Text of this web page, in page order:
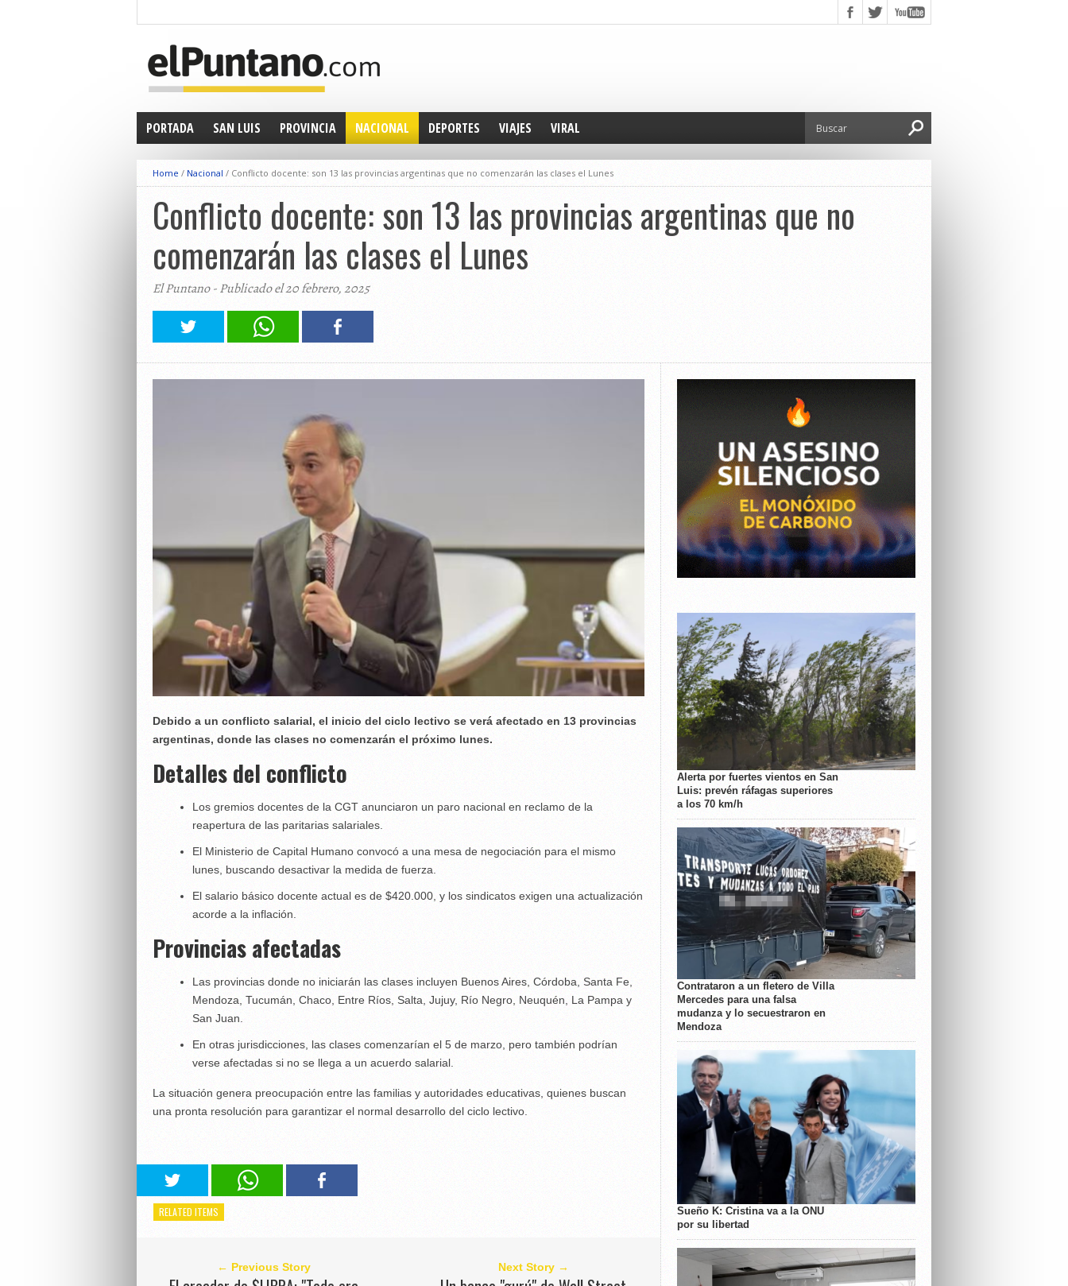
PORTADA SAN LUIS PROVINCIA NACIONAL DEPORTES VIAJES VIRAL
Home / Nacional / Conflicto docente: son 13 las provincias argentinas que no comenzarán las clases el Lunes
Conflicto docente: son 13 las provincias argentinas que no
comenzarán las clases el Lunes
El Puntano - Publicado el 20 febrero, 2025
Debido a un conflicto salarial, el inicio del ciclo lectivo se verá afectado en 13 provincias
argentinas, donde las clases no comenzarán el próximo lunes.
Detalles del conflicto
Los gremios docentes de la CGT anunciaron un paro nacional en reclamo de la
reapertura de las paritarias salariales.
El Ministerio de Capital Humano convocó a una mesa de negociación para el mismo
lunes, buscando desactivar la medida de fuerza.
El salario básico docente actual es de $420.000, y los sindicatos exigen una actualización
acorde a la inflación.
Provincias afectadas
Las provincias donde no iniciarán las clases incluyen Buenos Aires, Córdoba, Santa Fe,
Mendoza, Tucumán, Chaco, Entre Ríos, Salta, Jujuy, Río Negro, Neuquén, La Pampa y
San Juan.
En otras jurisdicciones, las clases comenzarían el 5 de marzo, pero también podrían
verse afectadas si no se llega a un acuerdo salarial.
La situación genera preocupación entre las familias y autoridades educativas, quienes buscan
una pronta resolución para garantizar el normal desarrollo del ciclo lectivo.
RELATED ITEMS
← Previous Story Next Story →
Alerta por fuertes vientos en San
Luis: prevén ráfagas superiores
a los 70 km/h
Contrataron a un fletero de Villa
Mercedes para una falsa
mudanza y lo secuestraron en
Mendoza
Sueño K: Cristina va a la ONU
por su libertad